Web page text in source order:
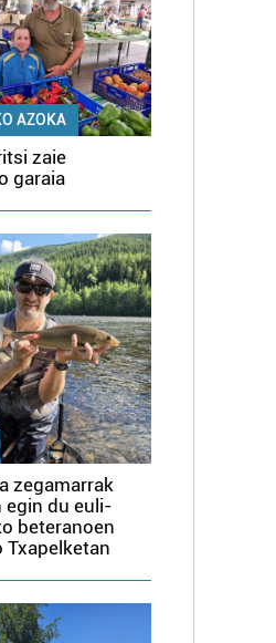
AZOKA
zaie
garaia
zegamarrak
egin du euli-
beteranoen
Txapelketan